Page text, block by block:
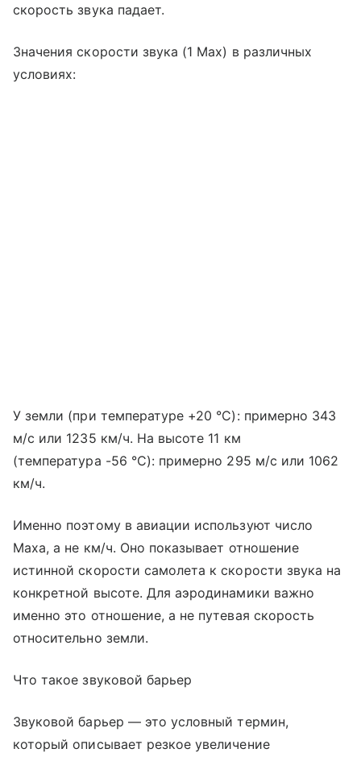
скорость звука падает.
Значения скорости звука (1 Мах) в различных
условиях:
У земли (при температуре +20 °C): примерно 343
м/с или 1235 км/ч. На высоте 11 км
(температура -56 °C): примерно 295 м/с или 1062
км/ч.
Именно поэтому в авиации используют число
Маха, а не км/ч. Оно показывает отношение
истинной скорости самолета к скорости звука на
конкретной высоте. Для аэродинамики важно
именно это отношение, а не путевая скорость
относительно земли.
Что такое звуковой барьер
Звуковой барьер — это условный термин,
который описывает резкое увеличение